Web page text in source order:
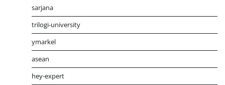
sarjana
trilogi-university
ymarkel
asean
hey-expert